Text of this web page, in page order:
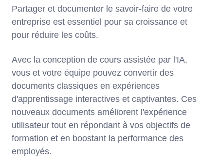
Partager et documenter le savoir-faire de votre
entreprise est essentiel pour sa croissance et
pour réduire les coûts.
Avec la conception de cours assistée par l'IA,
vous et votre équipe pouvez convertir des
documents classiques en expériences
d'apprentissage interactives et captivantes. Ces
nouveaux documents améliorent l'expérience
utilisateur tout en répondant à vos objectifs de
formation et en boostant la performance des
employés.